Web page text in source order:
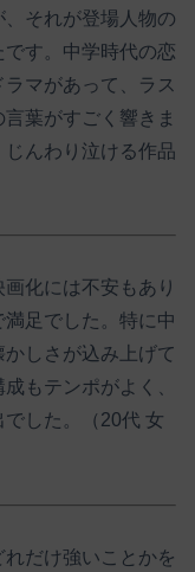
それが登場人物の
す。中学時代の恋
マがあって、ラス
葉がすごく響きま
んわり泣ける作品
化には不安もあり
足でした。特に中
しさが込み上げて
もテンポがよく、
した。（20代 女
だけ強いことかを